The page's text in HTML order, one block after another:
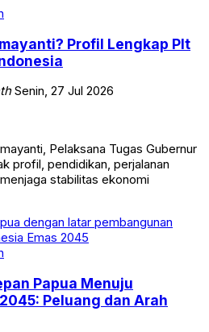
Profil Lengkap Plt
Senin, 27 Jul 2026
Pelaksana Tugas Gubernur
profil, pendidikan, perjalanan
stabilitas ekonomi
Papua Menuju
Peluang dan Arah